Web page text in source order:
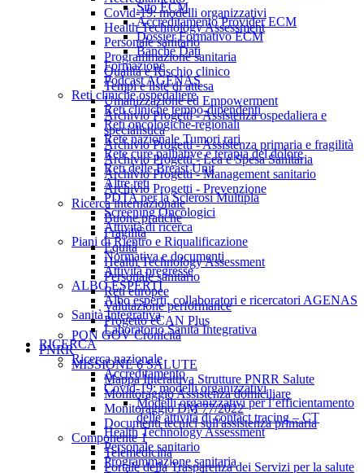
Covid-19: modelli organizzativi
Health Technology Assessment
Personale sanitario
Programmazione sanitaria
Qualità e Rischio clinico
Tempi e liste di attesa
Umanizzazione ed Empowerment
Archivio Progetti - Assistenza ospedaliera e
specialistica
Archivio Progetti - Assistenza primaria e fragilità
Archivio Progetti - Lea e Spesa Sanitaria
Archivio Progetti - Management sanitario
Archivio Progetti - Prevenzione
Ricerca internazionale
Buone pratiche
Fragilità
Equità
Health Technology Assessment
Personale sanitario
Reti europee
Valutazione performance
Progetto eCAN Plus
PON GOV Cronicità
PNRR
MISSIONE 6 SALUTE
Mappa Interattiva Strutture PNRR Salute
Monitoraggio Assistenza domiciliare
Monitoraggio DM 77/2022
Documenti tecnici sull'assistenza primaria
Componente 1
Telemedicina
Portale della Trasparenza dei Servizi per la salute
Sito ECM
Accreditamento Provider ECM
Dossier Formativo ECM
Banche Dati
Formazione
Podcast AGENAS
Reti cliniche ospedaliere
Reti cliniche tempo-dipendenti
Reti oncologiche-regionali
Rete nazionale Tumori rari
Rete cure palliative e terapia del dolore
Reti delle Breast Unit
Altre reti
PDTA per la Sclerosi Multipla
Screening Oncologici
Attività di ricerca
Piani di Rientro e Riqualificazione
Normativa e documenti
Attività pregresse
ALBO ESPERTI
Albo esperti, collaboratori e ricercatori AGENAS
Sanità Integrativa
Laboratorio Sanità Integrativa
RICERCA
Ricerca nazionale
Accreditamento
Covid-19: modelli organizzativi
Modelli organizzativi per l’efficientamento
delle attività di contact tracing – CT
Health Technology Assessment
Personale sanitario
Programmazione sanitaria